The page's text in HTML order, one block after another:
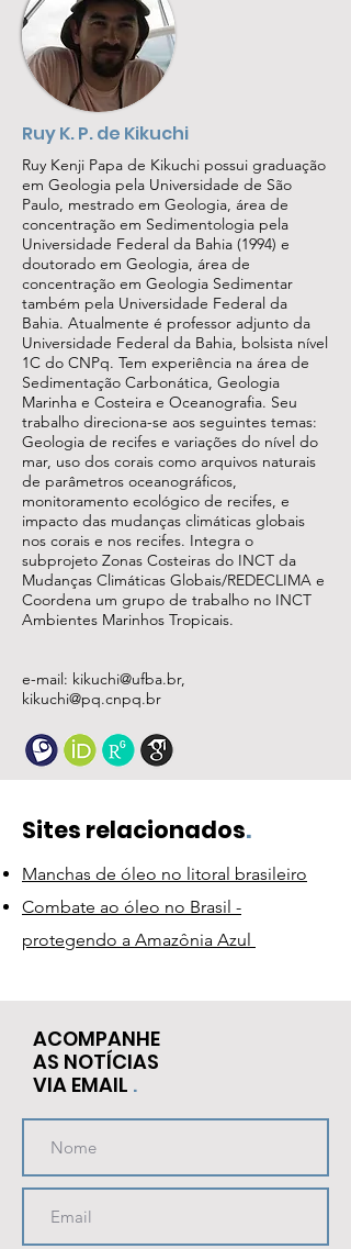
Ruy K. P. de Kikuchi
Ruy Kenji Papa de Kikuchi possui graduação
em Geologia pela Universidade de São
Paulo, mestrado em Geologia, área de
concentração em Sedimentologia pela
Universidade Federal da Bahia (1994) e
doutorado em Geologia, área de
concentração em Geologia Sedimentar
também pela Universidade Federal da
Bahia. Atualmente é professor adjunto da
Universidade Federal da Bahia, bolsista nível
1C do CNPq. Tem experiência na área de
Sedimentação Carbonática, Geologia
Marinha e Costeira e Oceanografia. Seu
trabalho direciona-se aos seguintes temas:
Geologia de recifes e variações do nível do
mar, uso dos corais como arquivos naturais
de parâmetros oceanográficos,
monitoramento ecológico de recifes, e
impacto das mudanças climáticas globais
nos corais e nos recifes. Integra o
subprojeto Zonas Costeiras do INCT da
Mudanças Climáticas Globais/REDECLIMA e
Coordena um grupo de trabalho no INCT
Ambientes Marinhos Tropicais.
e-mail: kikuchi@ufba.br,
kikuchi@pq.cnpq.br
Sites relacionados.
Manchas de óleo no litoral brasileiro
Combate ao óleo no Brasil -
protegendo a Amazônia Azul
ACOMPANHE
AS NOTÍCIAS
VIA EMAIL .